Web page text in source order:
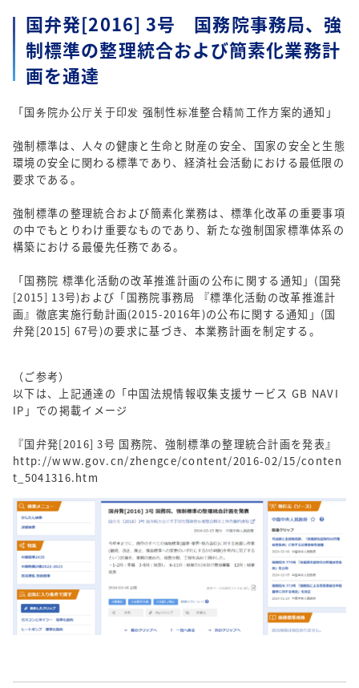
国弁発[2016] 3号 国務院事務局、強
制標準の整理統合および簡素化業務計
画を通達
「国务院办公厅关于印发 强制性标准整合精简工作方案的通知」
強制標準は、人々の健康と生命と財産の安全、国家の安全と生態
環境の安全に関わる標準であり、経済社会活動における最低限の
要求である。
強制標準の整理統合および簡素化業務は、標準化改革の重要事項
の中でもとりわけ重要なものであり、新たな強制国家標準体系の
構築における最優先任務である。
「国務院 標準化活動の改革推進計画の公布に関する通知」(国発
[2015] 13号)および「国務院事務局 『標準化活動の改革推進計
画』徹底実施行動計画(2015-2016年)の公布に関する通知」(国
弁発[2015] 67号)の要求に基づき、本業務計画を制定する。
（ご参考）
以下は、上記通達の「中国法規情報収集支援サービス GB NAVI
IP」での掲載イメージ
『国弁発[2016] 3号 国務院、強制標準の整理統合計画を発表』
http://www.gov.cn/zhengce/content/2016-02/15/conten
t_5041316.htm